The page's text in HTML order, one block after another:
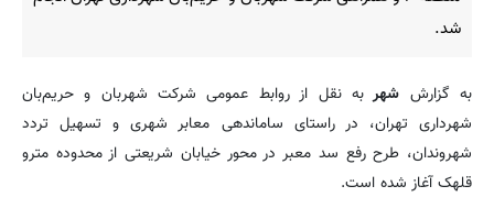
شد.
به گزارش شهربه نقل از روابط عمومی شرکت شهربان و حریم‌بان
شهرداری تهران، در راستای ساماندهی معابر شهری و تسهیل تردد
شهروندان، طرح رفع سد معبر در محور خیابان شریعتی از محدوده مترو
قلهک آغاز شده است.